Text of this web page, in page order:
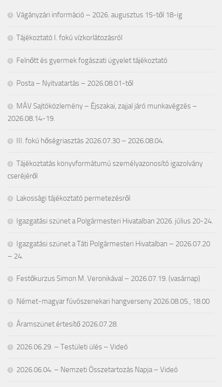
Vágányzári információ – 2026. augusztus 15-től 18-ig
Tájékoztató I. fokú vízkorlátozásról
Felnőtt és gyermek fogászati ügyelet tájékoztató
Posta – Nyitvatartás – 2026.08.01-től
MÁV Sajtóközlemény – Éjszakai, zajjal járó munkavégzés –
2026.08.14-19.
III. fokú hőségriasztás 2026.07.30 – 2026.08.04.
Tájékoztatás könyvformátumú személyazonosító igazolvány
cseréjéről
Lakossági tájékoztató permetezésről
Igazgatási szünet a Polgármesteri Hivatalban 2026. július 20-24.
Igazgatási szünet a Táti Polgármesteri Hivatalban – 2026.07.20
– 24.
Festőkurzus Simon M. Veronikával – 2026.07.19. (vasárnap)
Német-magyar fúvószenekari hangverseny 2026.08.05., 18.00
Áramszünet értesítő 2026.07.28.
2026.06.29. – Testületi ülés – Videó
2026.06.04. – Nemzeti Összetartozás Napja – Videó